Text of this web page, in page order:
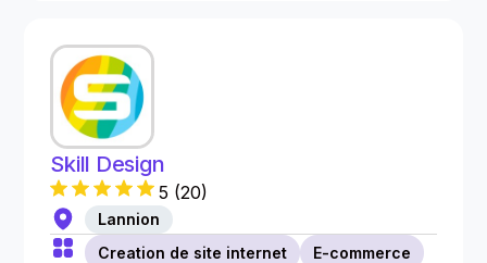
Skill Design
5 (20)
Lannion
Creation de site internet
E-commerce